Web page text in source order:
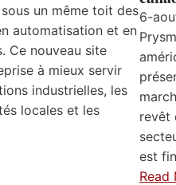
un même toit des
automatisation et en
Ce nouveau site
à mieux servir
industrielles, les
locales et les
6-
revêt
est
Read